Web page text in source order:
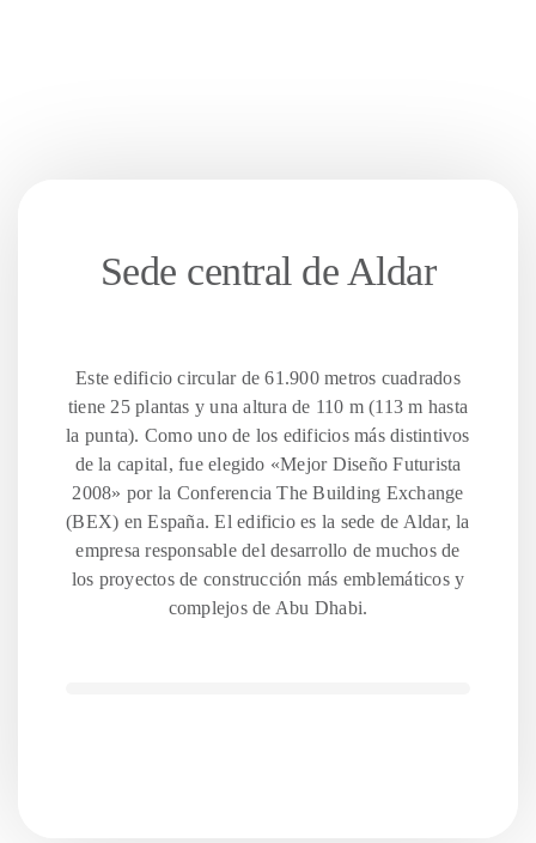
Sede central de Aldar
Este edificio circular de 61.900 metros cuadrados
tiene 25 plantas y una altura de 110 m (113 m hasta
la punta). Como uno de los edificios más distintivos
de la capital, fue elegido «Mejor Diseño Futurista
2008» por la Conferencia The Building Exchange
(BEX) en España. El edificio es la sede de Aldar, la
empresa responsable del desarrollo de muchos de
los proyectos de construcción más emblemáticos y
complejos de Abu Dhabi.